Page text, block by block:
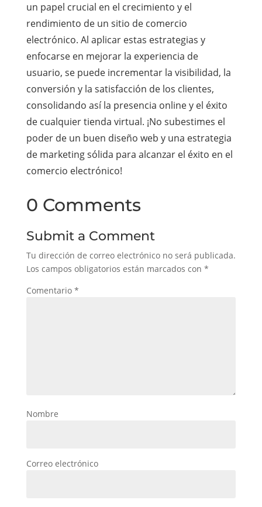
un papel crucial en el crecimiento y el
rendimiento de un sitio de comercio
electrónico. Al aplicar estas estrategias y
enfocarse en mejorar la experiencia de
usuario, se puede incrementar la visibilidad, la
conversión y la satisfacción de los clientes,
consolidando así la presencia online y el éxito
de cualquier tienda virtual. ¡No subestimes el
poder de un buen diseño web y una estrategia
de marketing sólida para alcanzar el éxito en el
comercio electrónico!
0 Comments
Submit a Comment
Tu dirección de correo electrónico no será publicada.
Los campos obligatorios están marcados con *
Comentario *
Nombre
Correo electrónico